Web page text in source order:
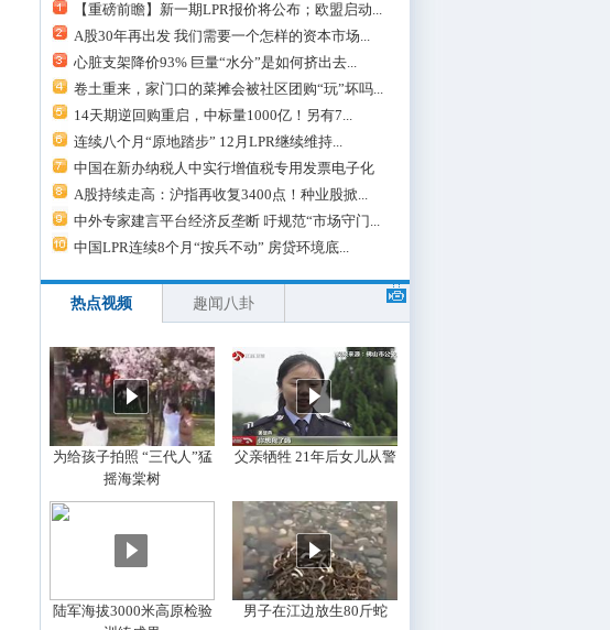
【重磅前瞻】新一期LPR报价将公布；欧盟启动...
A股30年再出发 我们需要一个怎样的资本市场...
心脏支架降价93% 巨量“水分”是如何挤出去...
卷土重来，家门口的菜摊会被社区团购“玩”坏吗...
14天期逆回购重启，中标量1000亿！另有7...
连续八个月“原地踏步” 12月LPR继续维持...
中国在新办纳税人中实行增值税专用发票电子化
A股持续走高：沪指再收复3400点！种业股掀...
中外专家建言平台经济反垄断 吁规范“市场守门...
中国LPR连续8个月“按兵不动” 房贷环境底...
热点视频 趣闻八卦
为给孩子拍照 “三代人”猛
摇海棠树
父亲牺牲 21年后女儿从警
陆军海拔3000米高原检验
男子在江边放生80斤蛇